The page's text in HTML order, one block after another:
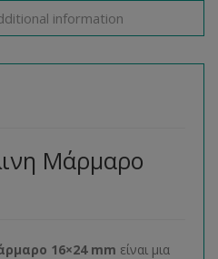
information
Μάρμαρο
16×24 mm είναι μια